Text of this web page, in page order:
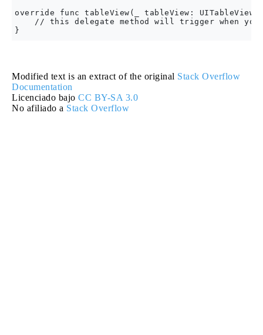
override func tableView(_ tableView:
// this delegate method will trigger when you
Modified text is an extract of the original Stack Overflow
Documentation
Licenciado bajo CC BY-SA 3.0
No afiliado a Stack Overflow